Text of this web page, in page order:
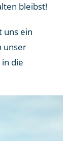
bleibst!
uns ein
unser
die